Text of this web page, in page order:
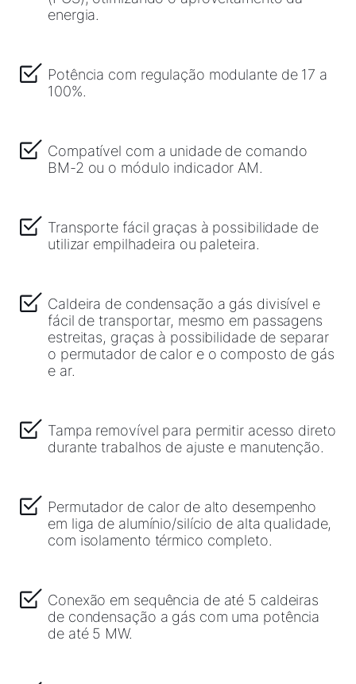
energia.
Potência com regulação modulante de 17 a
100%.
Compatível com a unidade de comando
BM-2 ou o módulo indicador AM.
Transporte fácil graças à possibilidade de
utilizar empilhadeira ou paleteira.
Caldeira de condensação a gás divisível e
fácil de transportar, mesmo em passagens
estreitas, graças à possibilidade de separar
o permutador de calor e o composto de gás
e ar.
Tampa removível para permitir acesso direto
durante trabalhos de ajuste e manutenção.
Permutador de calor de alto desempenho
em liga de alumínio/silício de alta qualidade,
com isolamento térmico completo.
Conexão em sequência de até 5 caldeiras
de condensação a gás com uma potência
de até 5 MW.